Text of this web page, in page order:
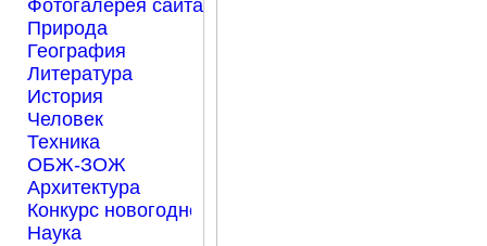
Фотогалерея сайта Началка.com
Природа
География
Литература
История
Человек
Техника
ОБЖ-ЗОЖ
Архитектура
Конкурс новогодней открытки "Нарисуем Новый
Наука